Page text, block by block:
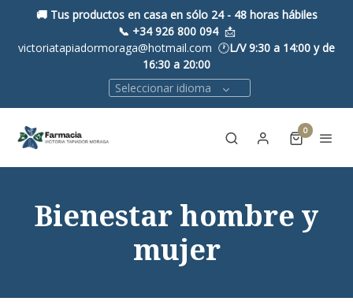
🚚 Tus productos en casa en sólo 24 - 48 horas hábiles
📞 +34 926 800 094 📩
victoriatapiadormoraga@hotmail.com 🕐L/V 9:30 a 14:00 y de
16:30 a 20:00
Seleccionar idioma
0
Bienestar hombre y
mujer